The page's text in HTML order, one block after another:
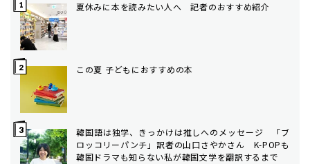
夏休みに本を読みたい人へ 記者のおすすめ紹介
この夏 子どもにおすすめの本
韓国語は独学、きっかけは推しへのメッセージ 「ブ
ロッコリーパンチ」訳者の山口さやかさん K-POPも
韓国ドラマも知らない私が韓国文学を翻訳するまで